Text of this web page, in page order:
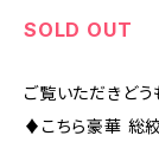
SOLD OUT
ご覧いただきどう
♦︎こちら豪華 総